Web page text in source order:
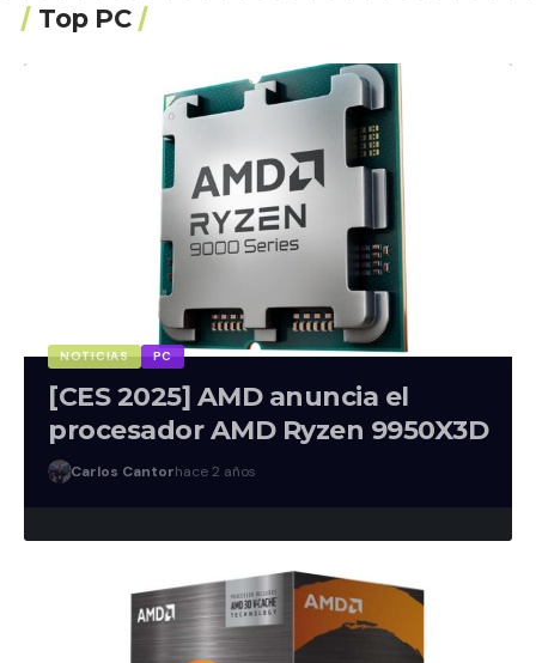
Top PC
NOTICIAS PC
[CES 2025] AMD anuncia el
procesador AMD Ryzen 9950X3D
Carlos Cantorhace 2 años